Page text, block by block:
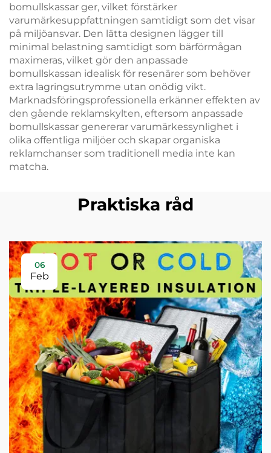
bomullskassar ger, vilket förstärker
varumärkesuppfattningen samtidigt som det visar
på miljöansvar. Den lätta designen lägger till
minimal belastning samtidigt som bärförmågan
maximeras, vilket gör den anpassade
bomullskassan idealisk för resenärer som behöver
extra lagringsutrymme utan onödig vikt.
Marknadsföringsprofessionella erkänner effekten av
den gående reklamskylten, eftersom anpassade
bomullskassar genererar varumärkessynlighet i
olika offentliga miljöer och skapar organiska
reklamchanser som traditionell media inte kan
matcha.
Praktiska råd
06
Feb